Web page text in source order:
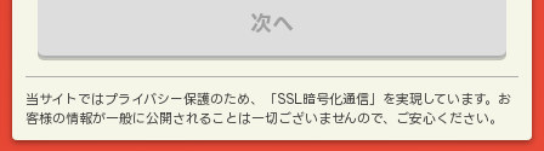
次へ
当サイトではプライバシー保護のため、「SSL暗号化通信」を実現しています。お
客様の情報が一般に公開されることは一切ございませんので、ご安心ください。